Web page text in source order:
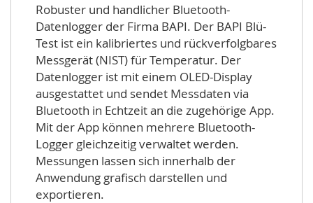
Robuster und handlicher Bluetooth-
Datenlogger der Firma BAPI. Der BAPI Blü-
Test ist ein kalibriertes und rückverfolgbares
Messgerät (NIST) für Temperatur. Der
Datenlogger ist mit einem OLED-Display
ausgestattet und sendet Messdaten via
Bluetooth in Echtzeit an die zugehörige App.
Mit der App können mehrere Bluetooth-
Logger gleichzeitig verwaltet werden.
Messungen lassen sich innerhalb der
Anwendung grafisch darstellen und
exportieren.